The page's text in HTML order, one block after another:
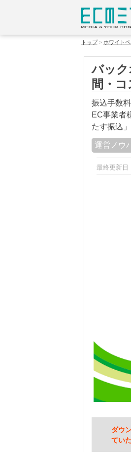
トップ ホワイト
バック
間・
振込手数
EC事業者
たす振込
運営ノウ
最終更新日
ダウ
てい